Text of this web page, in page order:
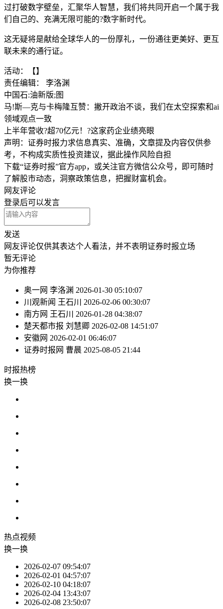
过打破数字壁垒，汇聚华人智慧，我们将共同开启一个属于我
们自己的、充满无限可能的?数字新时代。
这无疑将是献给全球华人的一份厚礼，一份通往更美好、更互
联未来的通行证。
活动：【】
责任编辑： 李洛渊
中国石:油新版;图
马!斯—克与卡梅隆互赞：撇开政治不谈，我们在太空探索和ai
领域观点一致
上半年营收?超70亿元！?这家药企业绩亮眼
声明：证券时报力求信息真实、准确，文章提及内容仅供参
考，不构成实质性投资建议，据此操作风险自担
下载“证券时报”官方app，或关注官方微信公众号，即可随时
了解股市动态，洞察政策信息，把握财富机会。
网友评论
登录后可以发言
发送
网友评论仅供其表达个人看法，并不表明证券时报立场
暂无评论
为你推荐
奥一网 李洛渊 2026-01-30 05:10:07
川观新闻 王石川
2026-02-06 00:30:07
南方网 王石川
2026-01-28 04:38:07
楚天都市报 刘慧卿 2026-02-08 14:51:07
安徽网 2026-02-01 06:46:07
证券时报网 曹晨 2025-08-05 21:44
时报热榜
换一换
热点视频
换一换
2026-02-07 09:54:07
2026-02-01 04:57:07
2026-02-10 04:18:07
2026-02-04 13:43:07
2026-02-08 23:50:07